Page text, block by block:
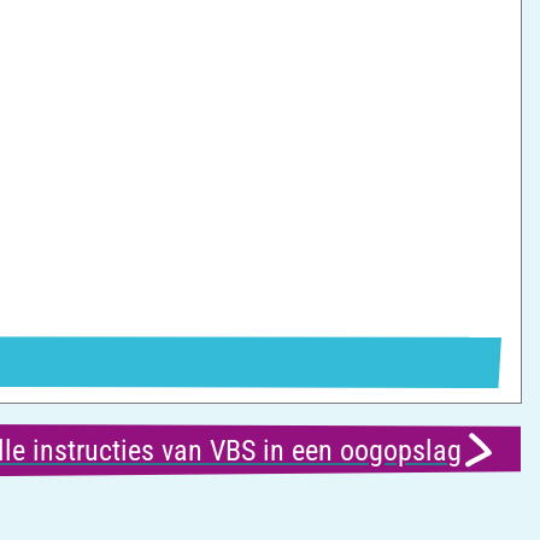
instructies van VBS in een oogopslag